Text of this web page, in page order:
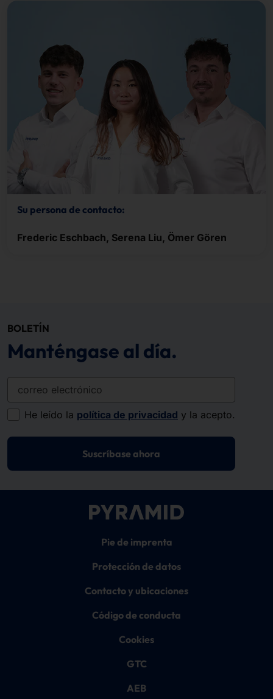
Su persona de contacto:
Frederic Eschbach, Serena Liu, Ömer Gören
BOLETÍN
Manténgase al día.
correo electrónico
He leído la política de privacidad y la acepto.
Suscríbase ahora
Pie de imprenta
Protección de datos
Contacto y ubicaciones
Código de conducta
Cookies
GTC
AEB